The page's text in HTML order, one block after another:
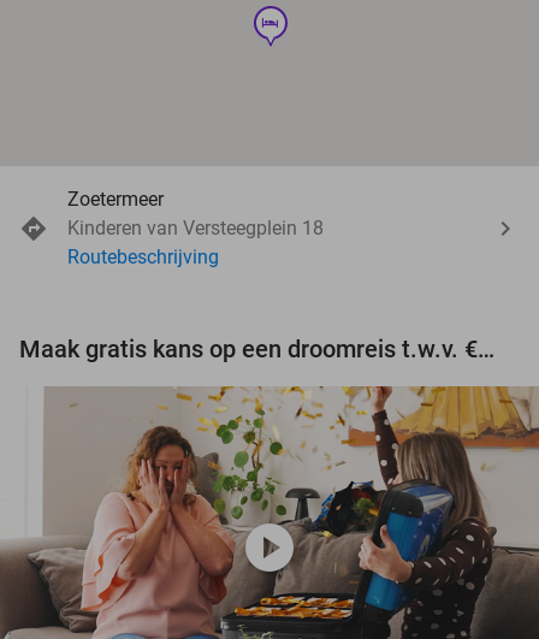
hotel
Zoetermeer
Kinderen van Versteegplein 18
Routebeschrijving
Maak gratis kans op een droomreis t.w.v. €3.000!
play_circle